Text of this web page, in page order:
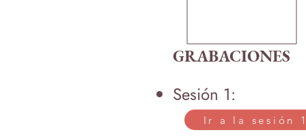
GRABACIONES
Sesión 1:
Ir a la sesión